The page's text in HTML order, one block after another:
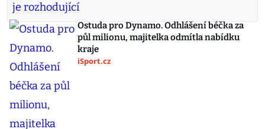
Ostuda pro Dynamo. Odhlášení béčka za
půl milionu, majitelka odmítla nabídku
kraje
iSport.cz